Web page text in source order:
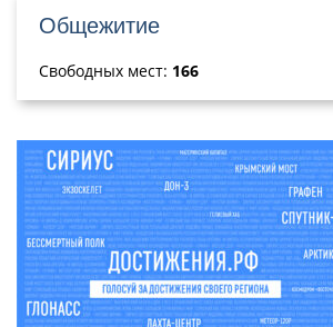
Общежитие
Свободных мест: 166